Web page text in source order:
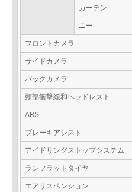
カーテン
ニー
フロントカメラ
サイドカメラ
バックカメラ
頸部衝撃緩和ヘッドレスト
ABS
ブレーキアシスト
アイドリングストップシステム
ランフラットタイヤ
エアサスペンション